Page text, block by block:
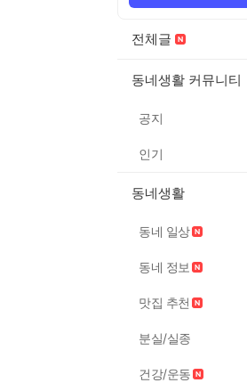
전체글
동네생활 커뮤니티
공지
인기
동네생활
동네 일상
동네 정보
맛집 추천
분실/실종
건강/운동